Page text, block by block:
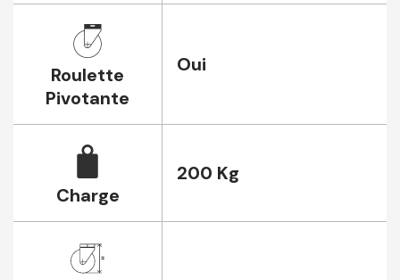
Roulette
Pivotante
Oui
Charge
200 Kg